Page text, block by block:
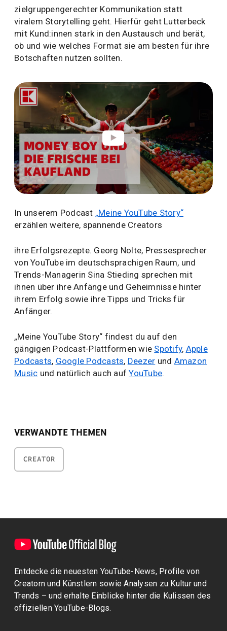
zielgruppengerechter Kommunikation statt
viralem Storytelling geht. Hierfür geht Lutterbeck
mit Kund:innen stark in den Austausch und berät,
ob und wie welches Format sie am besten für ihre
Botschaften nutzen sollten.
In unserem Podcast „Meine YouTube Story“
erzählen weitere, spannende Creators
ihre Erfolgsrezepte. Georg Nolte, Pressesprecher
von YouTube im deutschsprachigen Raum, und
Trends-Managerin Sina Stieding sprechen mit
ihnen über ihre Anfänge und Geheimnisse hinter
ihrem Erfolg sowie ihre Tipps und Tricks für
Anfänger.
„Meine YouTube Story“ findest du auf den
gängigen Podcast-Plattformen wie Spotify, Apple
Podcasts, Google Podcasts, Deezer und Amazon
Music und natürlich auch aufYouTube.
VERWANDTE THEMEN
CREATOR
Entdecke die neuesten YouTube-News, Profile von
Creatorn und Künstlern sowie Analysen zu Kultur und
Trends – und erhalte Einblicke hinter die Kulissen des
offiziellen YouTube-Blogs.